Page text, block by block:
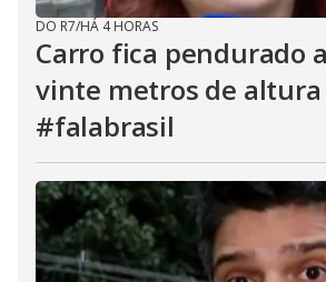
DO R7/HÁ 4 HORAS
Carro fica pendurado
vinte metros de
#falabrasil